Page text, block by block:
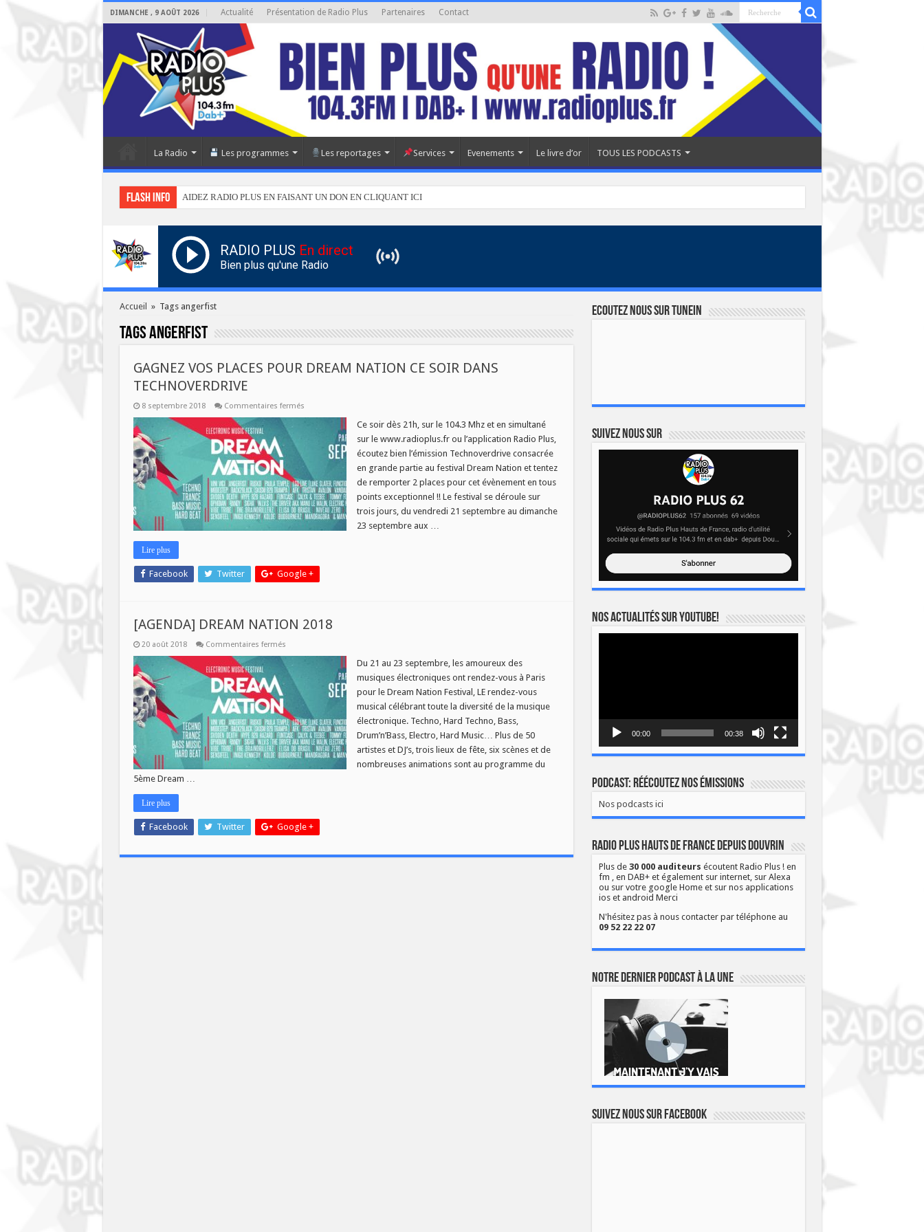
DIMANCHE , 9 AOÛT 2026 Actualité Présentation de Radio Plus Partenaires Contact
La Radio Les programmes Les reportages Services Evenements Le livre d’or TOUS LES PODCASTS
Flash info AIDEZ RADIO PLUS EN FAISANT UN DON EN CLIQUANT ICI
RADIO PLUS En direct
Bien plus qu'une Radio
Accueil » Tags angerfist
Tagsangerfist
GAGNEZ VOS PLACES POUR DREAM NATION CE SOIR DANS
TECHNOVERDRIVE
8 septembre 2018 Commentaires ferméssur
DREAM
NATION
CE
SOIR
DANS
TECHNOVERDRIVE
Ce soir dès 21h, sur le 104.3 Mhz et en simultané
sur le www.radioplus.fr ou l’application Radio Plus,
écoutez bien l’émission Technoverdrive consacrée
en grande partie au festival Dream Nation et tentez
de remporter 2 places pour cet évènement en tous
points exceptionnel !! Le festival se déroule sur
trois jours, du vendredi 21 septembre au dimanche
23 septembre aux …
Lire plus
Facebook Twitter Google +
[AGENDA] DREAM NATION 2018
20 août 2018 Commentaires ferméssur
NATION
2018
Du 21 au 23 septembre, les amoureux des
musiques électroniques ont rendez-vous à Paris
pour le Dream Nation Festival, LE rendez-vous
musical célébrant toute la diversité de la musique
électronique. Techno, Hard Techno, Bass,
Drum’n’Bass, Electro, Hard Music… Plus de 50
artistes et DJ’s, trois lieux de fête, six scènes et de
nombreuses animations sont au programme du
5ème Dream …
Lire plus
Facebook Twitter Google +
Ecoutez nous sur TuneIn
Suivez nous sur
Nos actualités sur YOUTUBE!
00:00 00:38
Podcast: Réécoutez nos émissions
Nos podcasts ici
Radio Plus Hauts de France depuis Douvrin
Plus de 30 000 auditeurs écoutent Radio Plus ! en
fm , en DAB+ et également sur internet, sur Alexa
ou sur votre google Home et sur nos applications
ios et android Merci
N'hésitez pas à nous contacter par téléphone au
09 52 22 22 07
Notre dernier podcast à la une
Suivez nous sur Facebook